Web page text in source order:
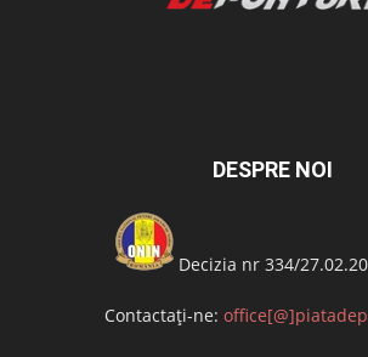
DESPRE NOI
Decizia nr 334/
Contactați-ne: